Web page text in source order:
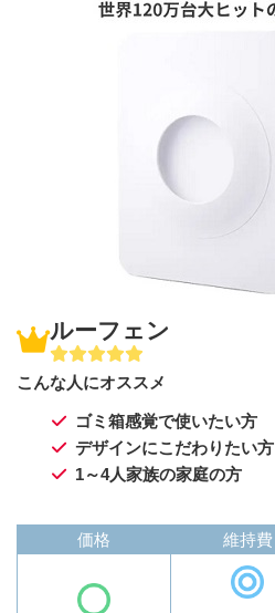
ルーフェン
こんな人にオススメ
ゴミ箱感覚で使いたい方
デザインにこだわりたい方
1～4人家族の家庭の方
価格 維持費